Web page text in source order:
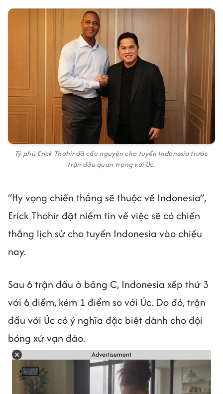
Tỷ phú Erick Thohir đã cầu nguyện cho tuyển Indonesia trước
trận đấu quan trọng với Úc.
“Hy vọng chiến thắng sẽ thuộc về Indonesia”,
Erick Thohir đặt niềm tin về việc sẽ có chiến
thắng lịch sử cho tuyển Indonesia vào chiều
nay.
Sau 6 trận đấu ở bảng C, Indonesia xếp thứ 3
với 6 điểm, kém 1 điểm so với Úc. Do đó, trận
đấu với Úc có ý nghĩa đặc biệt dành cho đội
bóng xứ vạn đảo.
Advertisement